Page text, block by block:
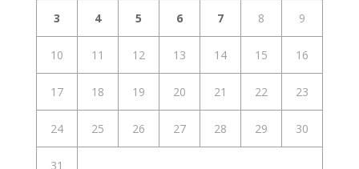
3 4 5 6 7 8 9
10 11 12 13 14 15 16
17 18 19 20 21 22 23
24 25 26 27 28 29 30
31